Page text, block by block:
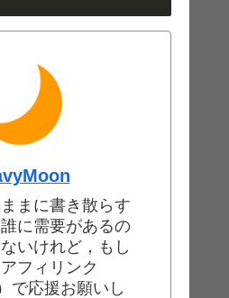
まに書き散らす
に需要があるの
いけれど，もし
フィリンク
で応援お願いし